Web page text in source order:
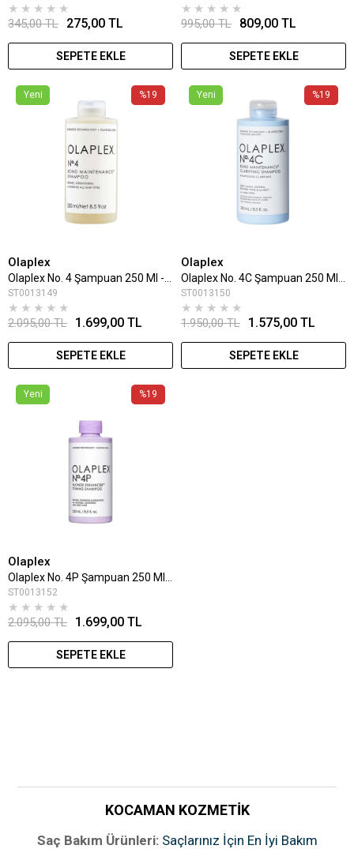
★ ★ ★ ★ ★
275,00 TL
345,00 TL
SEPETE EKLE
★ ★ ★ ★ ★
809,00 TL
995,00 TL
SEPETE EKLE
%19
Yeni
Olaplex
ST0013149
★ ★ ★ ★ ★
1.699,00 TL
2.095,00 TL
SEPETE EKLE
%19
Yeni
Olaplex
ST0013150
★ ★ ★ ★ ★
1.575,00 TL
1.950,00 TL
SEPETE EKLE
%19
Yeni
Olaplex
ST0013152
★ ★ ★ ★ ★
1.699,00 TL
2.095,00 TL
SEPETE EKLE
KOCAMAN KOZMETİK
Saç Bakım Ürünleri:Saçlarınız İçin En İyi Bakım